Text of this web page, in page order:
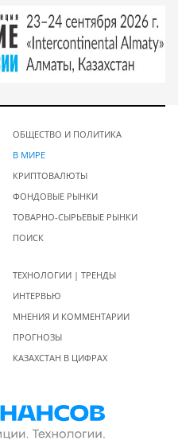
ОБЩЕСТВО И ПОЛИТИКА
В МИРЕ
КРИПТОВАЛЮТЫ
ФОНДОВЫЕ РЫНКИ
ТОВАРНО-СЫРЬЕВЫЕ РЫНКИ
ПОИСК
ТЕХНОЛОГИИ | ТРЕНДЫ
ИНТЕРВЬЮ
МНЕНИЯ И КОММЕНТАРИИ
ПРОГНОЗЫ
КАЗАХСТАН В ЦИФРАХ